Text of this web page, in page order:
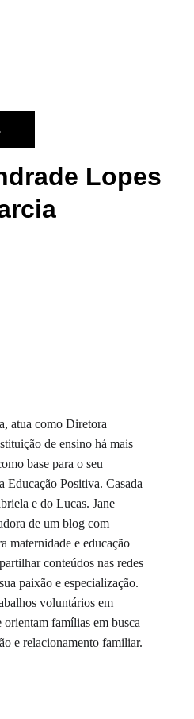
Lopes
atua como Diretora
de ensino há mais
base para o seu
Educação Positiva. Ca­sada
e do Lucas. Jane
de um blog com
maternidade e educação
conteú­dos nas redes
paixão e especialização.
voluntários em
orientam famílias em busca
e relacionamento familiar.